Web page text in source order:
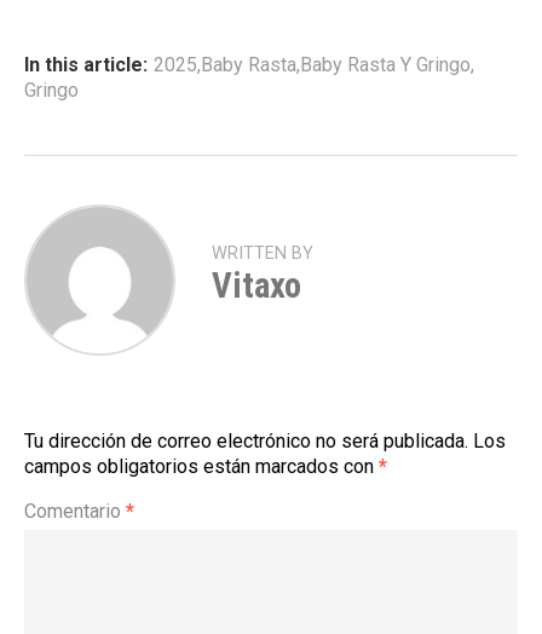
In this article: 2025,Baby Rasta,Baby Rasta Y Gringo,
Gringo
WRITTEN BY
Vitaxo
Tu dirección de correo electrónico no será publicada. Los
campos obligatorios están marcados con *
Comentario *